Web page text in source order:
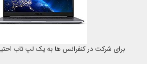
برای شرکت در کنفرانس ها به یک لپ تاب